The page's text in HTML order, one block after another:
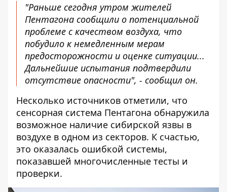
"Раньше сегодня утром жителей
Пентагона сообщили о потенциальной
проблеме с качеством воздуха, что
побудило к немедленным мерам
предосторожности и оценке ситуации...
Дальнейшие испытания подтвердили
отсутствие опасности", - сообщил он.
Несколько источников отметили, что
сенсорная система Пентагона обнаружила
возможное наличие сибирской язвы в
воздухе в одном из секторов. К счастью,
это оказалась ошибкой системы,
показавшей многочисленные тесты и
проверки.